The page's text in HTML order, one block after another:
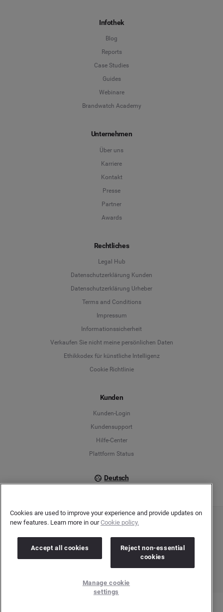
Infothek
Blog
Reports
Case Studies
Guides
Webinare
Brandwatch Academy
Unternehmen
Über uns
Karriere
Kontakt
Presse
Partner
Awards
Rechtliches
Legal Hub
Datenschutzerklärung Kunden
Datenschutzerklärung Urheber
Terms and Conditions
Impressum
Informationssicherheit
Verkaufen Sie nicht meine persönlichen Daten
Ethikkodex für künstliche Intelligenz
Cookie Richtlinie
Kunden
Kunden-Login
Kundensupport
Hilfe-Center
Plattform Status
Deutsch
Deutsch
English
Copyright © 2026 Brandwatch. Alle Rechte vorbehalten. De-Saint-Exupéry-Straße 10,
Umsatzsteuer-Identifikationsnummer: DE278408482
Cookies are used to improve your experience and provide updates on
new features. Learn more in ourCookie policy.
Accept all cookies
Reject non-essential
cookies
Manage cookie
settings